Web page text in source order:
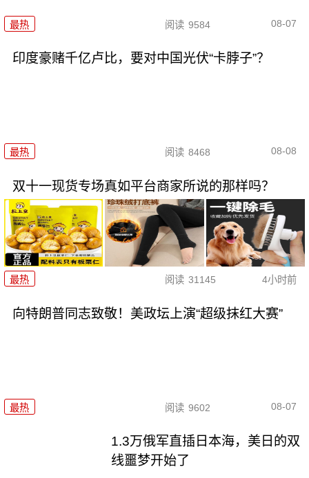
最热 阅读 9584 08-07
印度豪赌千亿卢比，要对中国光伏“卡脖子”？
最热 阅读 8468 08-08
双十一现货专场真如平台商家所说的那样吗？
最热 阅读 31145 4小时前
向特朗普同志致敬！美政坛上演“超级抹红大赛”
最热 阅读 9602 08-07
1.3万俄军直插日本海，美日的双
线噩梦开始了